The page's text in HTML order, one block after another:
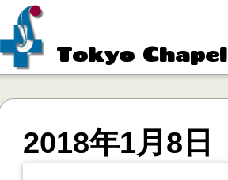
Tokyo Chapel
2018年1月8日